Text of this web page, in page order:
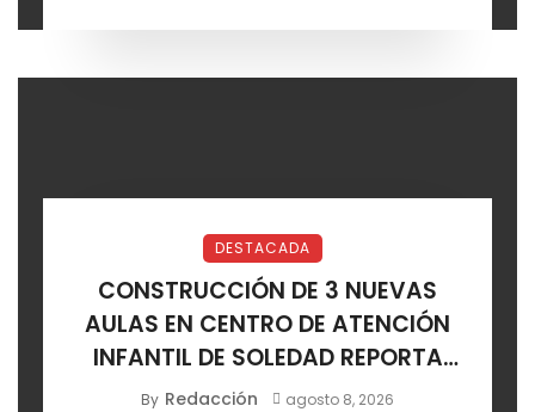
DESTACADA
CONSTRUCCIÓN DE 3 NUEVAS
AULAS EN CENTRO DE ATENCIÓN
INFANTIL DE SOLEDAD REPORTA
AVANCE POSITIVO
By Redacción agosto 8, 2026